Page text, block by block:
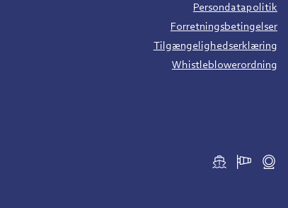
Persondatapolitik
Forretningsbetingelser
Tilgængelighedserklæring
Whistleblowerordning